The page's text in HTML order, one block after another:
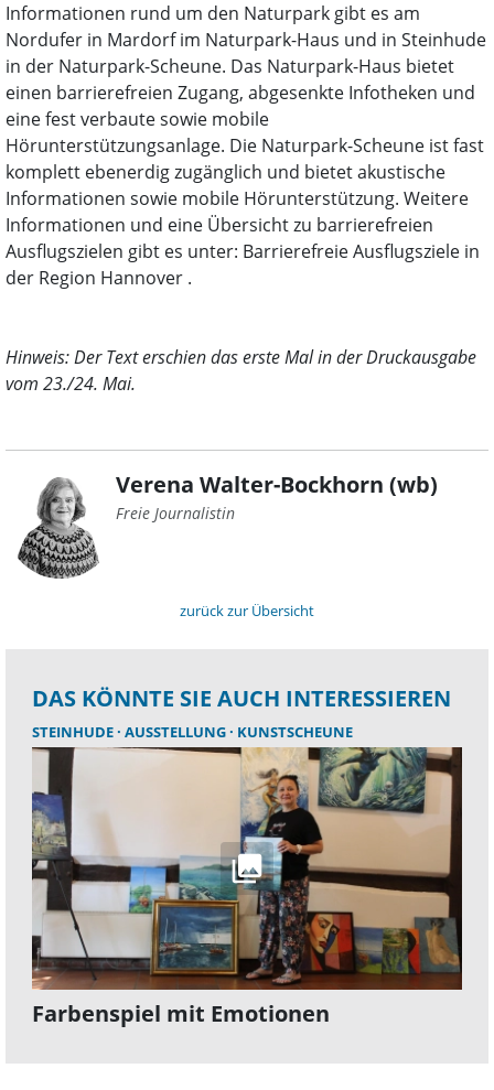
Informationen rund um den Naturpark gibt es am
Nordufer in Mardorf im Naturpark-Haus und in Steinhude
in der Naturpark-Scheune. Das Naturpark-Haus bietet
einen barrierefreien Zugang, abgesenkte Infotheken und
eine fest verbaute sowie mobile
Hörunterstützungsanlage. Die Naturpark-Scheune ist fast
komplett ebenerdig zugänglich und bietet akustische
Informationen sowie mobile Hörunterstützung. Weitere
Informationen und eine Übersicht zu barrierefreien
Ausflugszielen gibt es unter: Barrierefreie Ausflugsziele in
der Region Hannover .
Hinweis: Der Text erschien das erste Mal in der Druckausgabe
vom 23./24. Mai.
Verena Walter-Bockhorn (wb)
Freie Journalistin
zurück zur Übersicht
DAS KÖNNTE SIE AUCH INTERESSIEREN
STEINHUDE AUSSTELLUNG KUNSTSCHEUNE
Farbenspiel mit Emotionen